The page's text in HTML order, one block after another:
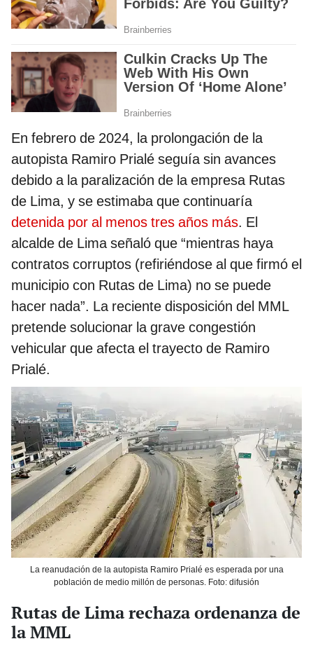
En febrero de 2024, la prolongación de la
autopista Ramiro Prialé seguía sin avances
debido a la paralización de la empresa Rutas
de Lima, y se estimaba que continuaría
detenida por al menos tres años más. El
alcalde de Lima señaló que “mientras haya
contratos corruptos (refiriéndose al que firmó el
municipio con Rutas de Lima) no se puede
hacer nada”. La reciente disposición del MML
pretende solucionar la grave congestión
vehicular que afecta el trayecto de Ramiro
Prialé.
La reanudación de la autopista Ramiro Prialé es esperada por una
población de medio millón de personas. Foto: difusión
Rutas de Lima rechaza ordenanza de
la MML